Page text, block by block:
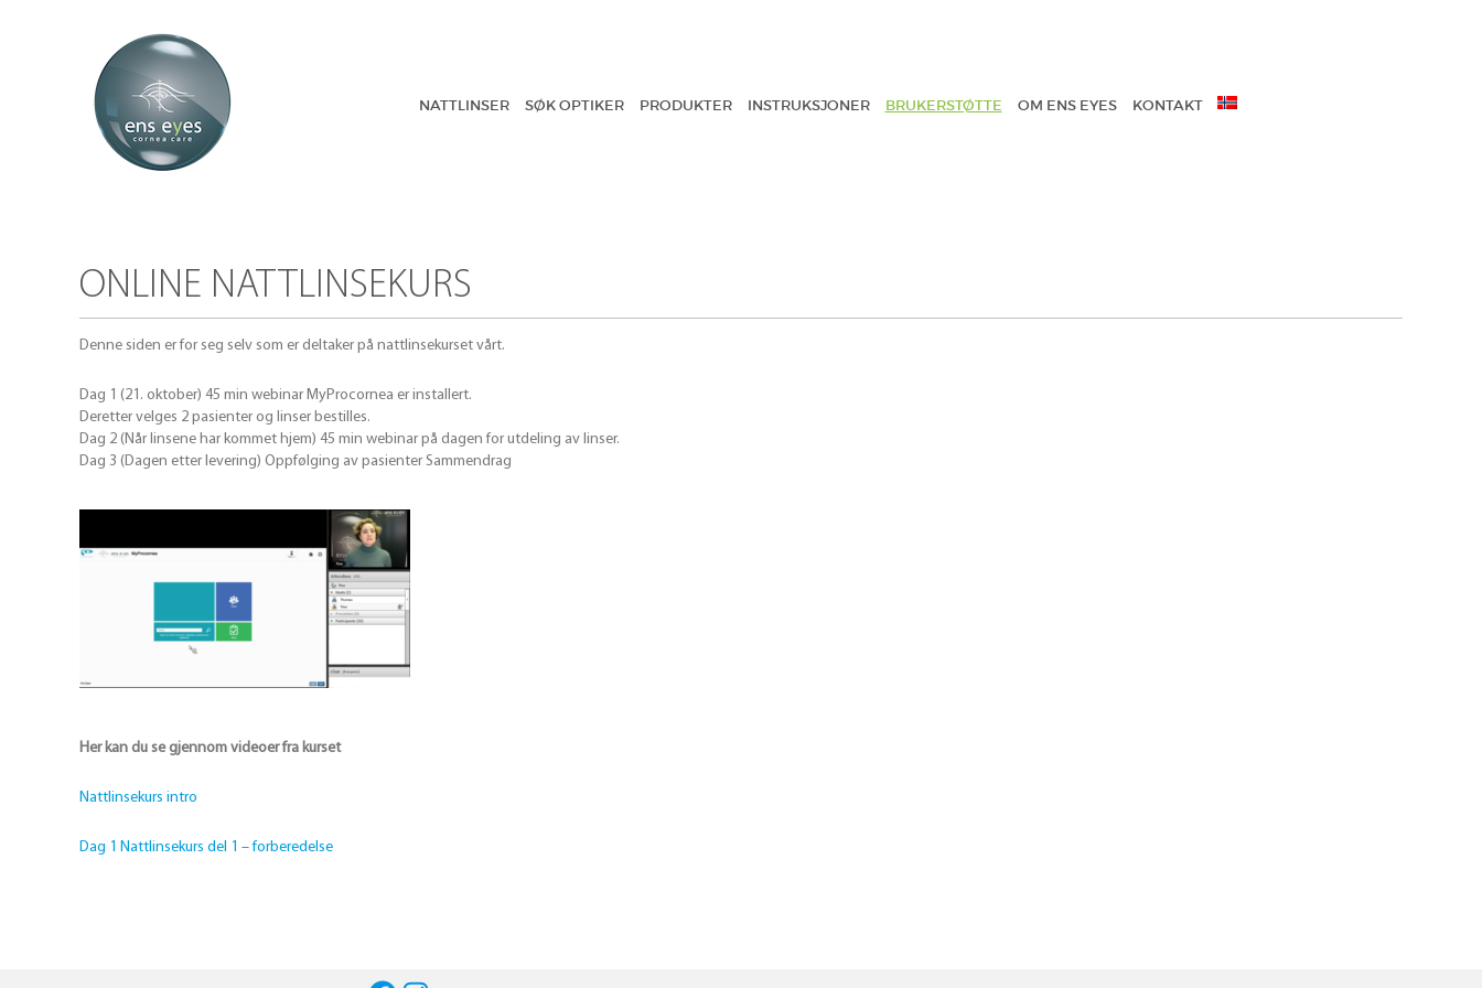
NATTLINSER SØK OPTIKER PRODUKTER INSTRUKSJONER BRUKERSTØTTE OM ENS EYES KONTAKT
ONLINE NATTLINSEKURS
Denne siden er for seg selv som er deltaker på nattlinsekurset vårt.
Dag 1 (21. oktober) 45 min webinar MyProcornea er installert.
Deretter velges 2 pasienter og linser bestilles.
Dag 2 (Når linsene har kommet hjem) 45 min webinar på dagen for utdeling av linser.
Dag 3 (Dagen etter levering) Oppfølging av pasienter Sammendrag
Her kan du se gjennom videoer fra kurset
Nattlinsekurs intro
Dag 1 Nattlinsekurs del 1 – forberedelse